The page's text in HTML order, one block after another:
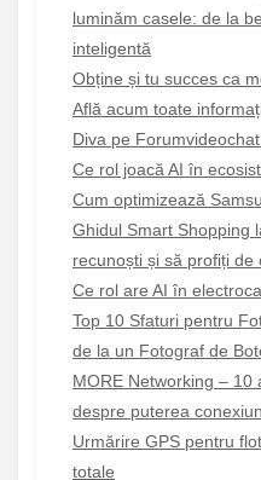
luminăm casele: de la
inteligentă
Obține și tu succes ca
Află acum toate
Diva pe
Ce rol joacă AI în
Cum optimizează
Ghidul Smart Shopping
recunoști și să profiți
Ce rol are AI în
Top 10 Sfaturi pentru
de la un Fotograf de
MORE Networking – 10
despre puterea
Urmărire GPS pentru
totale